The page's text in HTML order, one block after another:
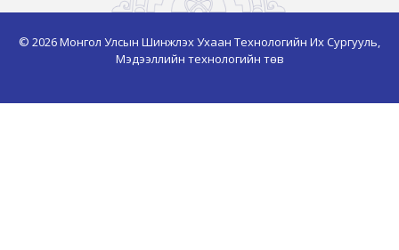
© 2026 Монгол Улсын Шинжлэх Ухаан Технологийн Их Сургууль,
Мэдээллийн технологийн төв